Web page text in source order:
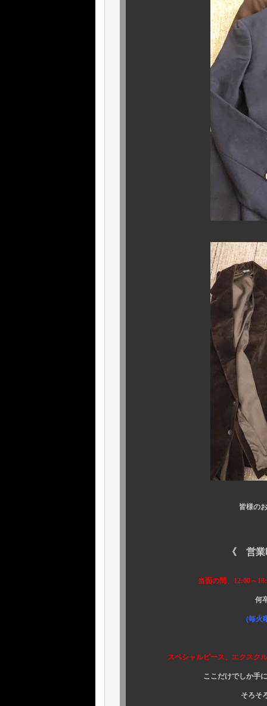
皆様のお越しをお待
《 営業時間短
当面の間、12:00～18:00
何卒、ご容赦下
(毎火曜日、水曜日
スペシャルピース、エクスクルー
ここだけでしか手に入
そろそ